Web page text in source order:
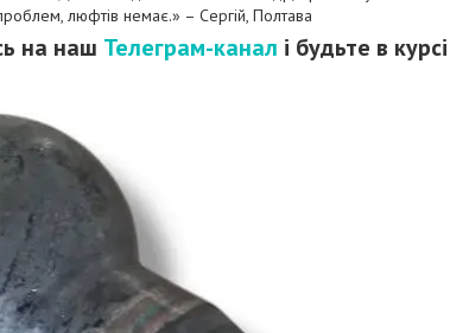
проблем, люфтів немає.» – Сергій, Полтава
на наш Телеграм-канал і будьте в